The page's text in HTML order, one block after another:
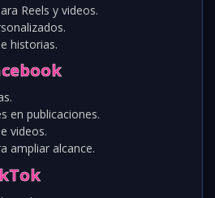
Reels y videos.
historias.
en publicaciones.
videos.
ampliar alcance.